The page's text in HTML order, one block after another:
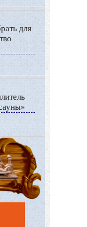
для